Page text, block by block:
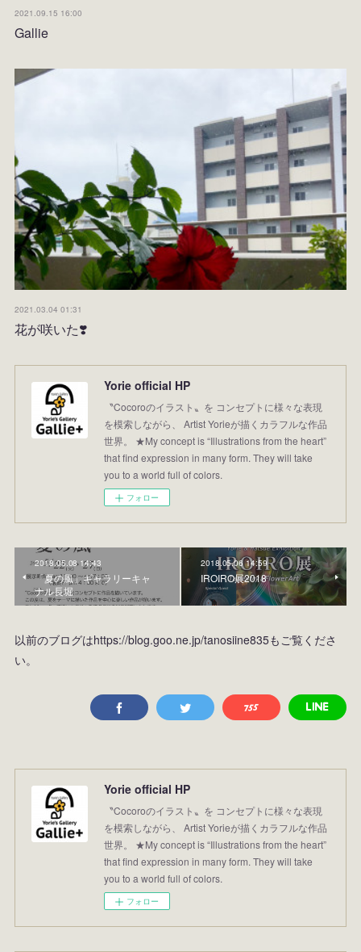
2021.09.15 16:00
Gallie
2021.03.04 01:31
花が咲いた❣️
Yorie official HP
〝Cocoroのイラスト〟を コンセプトに様々な表現
を模索しながら、 Artist Yorieが描くカラフルな作品
世界。 ★My concept is “Illustrations from the heart”
that find expression in many form. They will take
you to a world full of colors.
フォロー
2018.05.08 14:43
「夏の風」ギャラリーキャ
ナル長堀
2018.05.06 14:59
IROIRO展2018
以前のブログはhttps://blog.goo.ne.jp/tanosiine835もご覧くださ
い。
Yorie official HP
〝Cocoroのイラスト〟を コンセプトに様々な表現
を模索しながら、 Artist Yorieが描くカラフルな作品
世界。 ★My concept is “Illustrations from the heart”
that find expression in many form. They will take
you to a world full of colors.
フォロー